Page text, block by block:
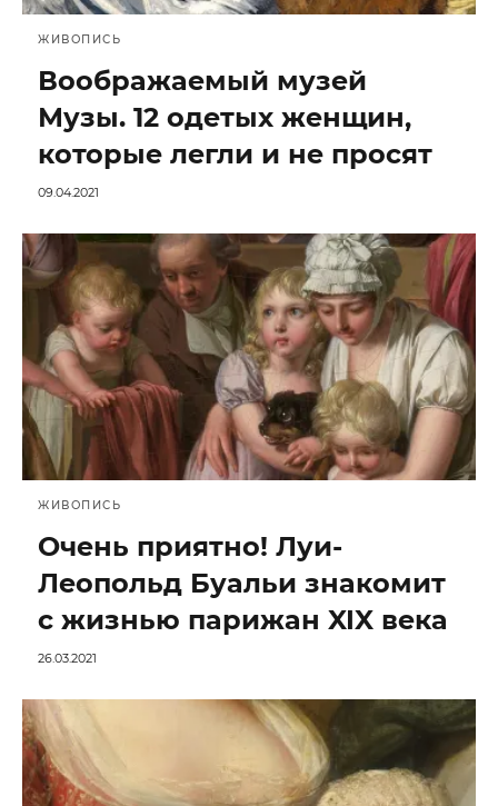
ЖИВОПИСЬ
Воображаемый музей
Музы. 12 одетых женщин,
которые легли и не просят
09.04.2021
ЖИВОПИСЬ
Очень приятно! Луи-
Леопольд Буальи знакомит
с жизнью парижан XIX века
26.03.2021